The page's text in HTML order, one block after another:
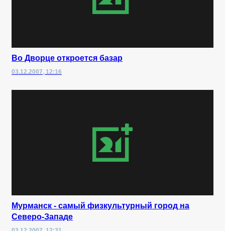
Во Дворце откроется базар
03.12.2007, 12:16
Мурманск - самый физкультурный город на
Северо-Западе